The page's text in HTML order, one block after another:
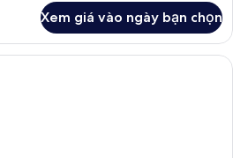
Xem giá vào ngày bạn chọn
Bộ đồ giường cao cấp, chăn bông,